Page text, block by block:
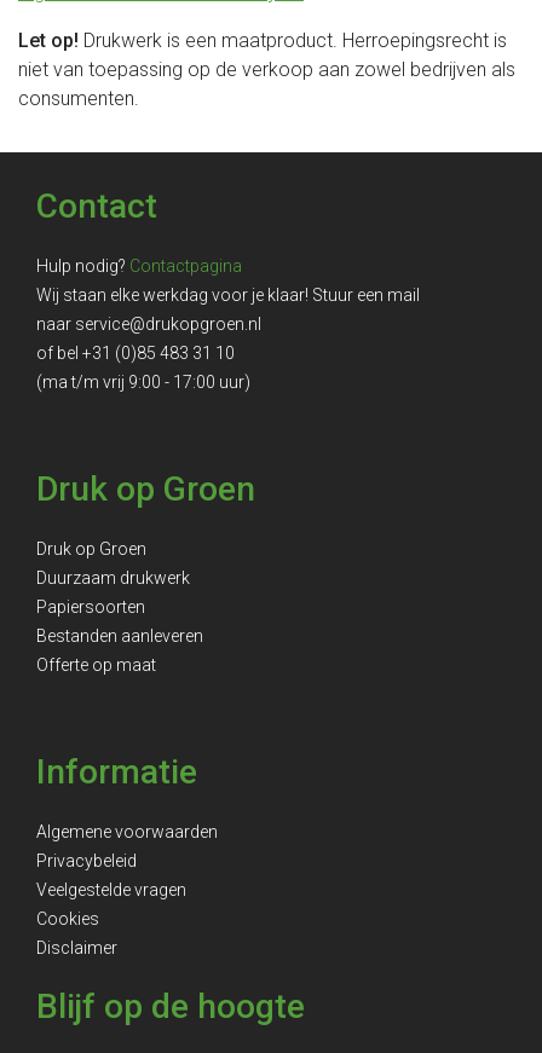
Let op! Drukwerk is een maatproduct. Herroepingsrecht is
niet van toepassing op de verkoop aan zowel bedrijven als
consumenten.
Contact
Hulp nodig? Contactpagina
Wij staan elke werkdag voor je klaar! Stuur een mail
naar service@drukopgroen.nl
of bel +31 (0)85 483 31 10
(ma t/m vrij 9:00 - 17:00 uur)
Druk op Groen
Druk op Groen
Duurzaam drukwerk
Papiersoorten
Bestanden aanleveren
Offerte op maat
Informatie
Algemene voorwaarden
Privacybeleid
Veelgestelde vragen
Cookies
Disclaimer
Blijf op de hoogte